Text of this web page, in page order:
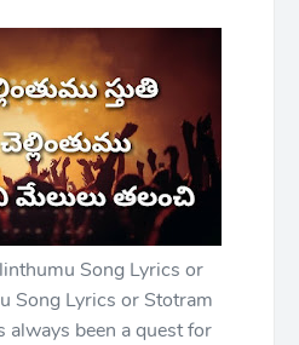
Song Lyrics or
Song Lyrics or Stotram
always been a quest for